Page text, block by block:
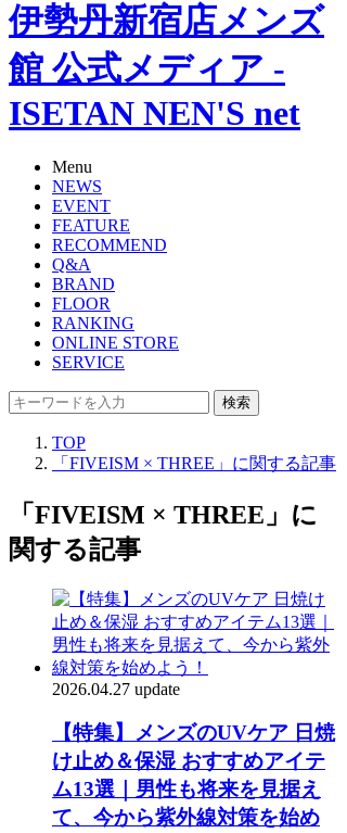
伊勢丹新宿店メンズ
館 公式メディア -
ISETAN NEN'S net
Menu
NEWS
EVENT
FEATURE
RECOMMEND
Q&A
BRAND
FLOOR
RANKING
ONLINE STORE
SERVICE
検索
TOP
「FIVEISM × THREE」に関する記事
「FIVEISM × THREE」に
関する記事
2026.04.27 update
【特集】メンズのUVケア 日焼
け止め＆保湿 おすすめアイテ
ム13選｜男性も将来を見据え
て、今から紫外線対策を始め